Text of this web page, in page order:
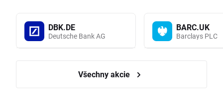
DBK.DE
Deutsche Bank AG
BARC.UK
Barclays PLC
Všechny akcie